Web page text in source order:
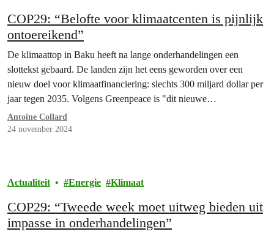
COP29: “Belofte voor klimaatcenten is pijnlijk
ontoereikend”
De klimaattop in Baku heeft na lange onderhandelingen een
slottekst gebaard. De landen zijn het eens geworden over een
nieuw doel voor klimaatfinanciering: slechts 300 miljard dollar per
jaar tegen 2035. Volgens Greenpeace is "dit nieuwe
financieringsdoel pijnlijk ontoereikend." Tijdens de top werd ook
een akkoord bereikt over mechanismen voor koolstofmarkten, wat
Antoine Collard
24 november 2024
Actualiteit Energie Klimaat
COP29: “Tweede week moet uitweg bieden uit
impasse in onderhandelingen”